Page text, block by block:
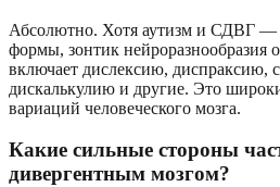
Абсолютно. Хотя аутизм и СДВГ —
формы, зонтик нейроразнообразия
включает дислексию, диспраксию,
дискалькулию и другие. Это
вариаций человеческого мозга.
Какие сильные стороны
дивергентным мозгом?